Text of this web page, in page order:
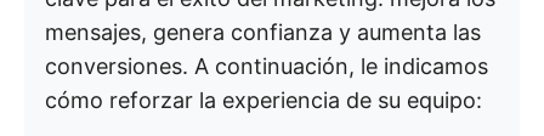
mensajes, genera confianza y aumenta las
conversiones. A continuación, le indicamos
cómo reforzar la experiencia de su equipo: